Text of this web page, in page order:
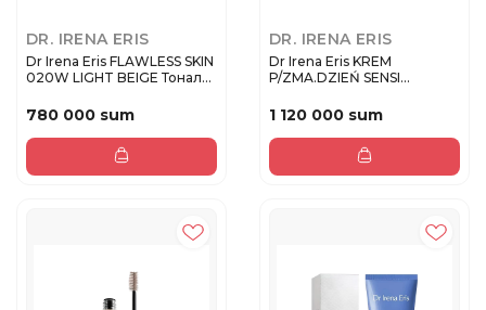
DR. IRENA ERIS
Dr Irena Eris FLAWLESS SKIN
020W LIGHT BEIGE Тонал...
780 000 sum
DR. IRENA ERIS
Dr Irena Eris KREM
P/ZMA.DZIEŃ SENSI
1 120 000 sum